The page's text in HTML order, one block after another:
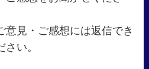
意見・ご感想には返信でき
い。